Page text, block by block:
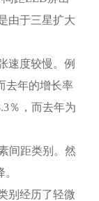
由于三星扩大
速度较慢。例
去年的增长率
％，而去年为
间距类别。然
别经历了轻微